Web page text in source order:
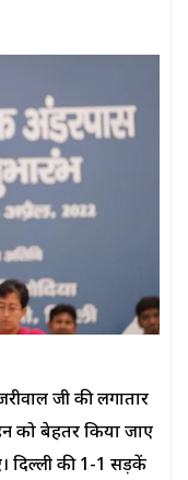
जी की लगातार
को बेहतर किया जाए
दिल्ली की 1-1 सड़कें